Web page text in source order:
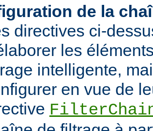
de la
directives ci-
les
intelligente,
en vue de